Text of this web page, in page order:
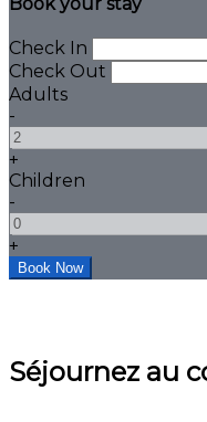
Check In
Check Out
Adults
-
+
Children
-
+
Séjournez au